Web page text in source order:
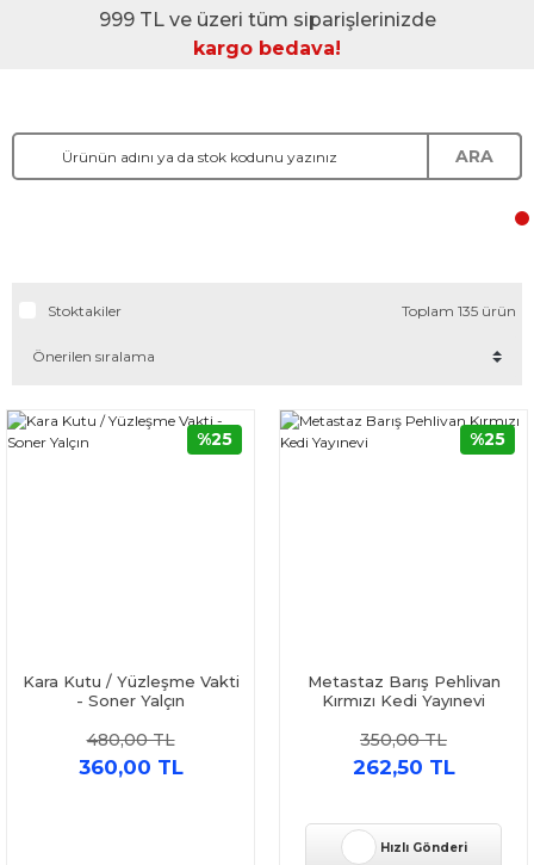
999 TL ve üzeri tüm siparişlerinizde
kargo bedava!
ARA
Stoktakiler Toplam 135 ürün
Kara Kutu / Yüzleşme Vakti
- Soner Yalçın
480,00 TL
360,00 TL
%25
Metastaz Barış Pehlivan
Kırmızı Kedi Yayınevi
350,00 TL
262,50 TL
%25
Hızlı Gönderi